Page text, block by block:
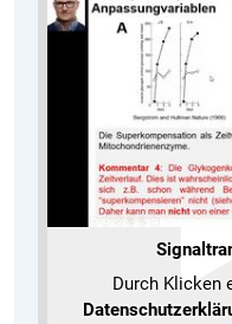
Durch Klicken